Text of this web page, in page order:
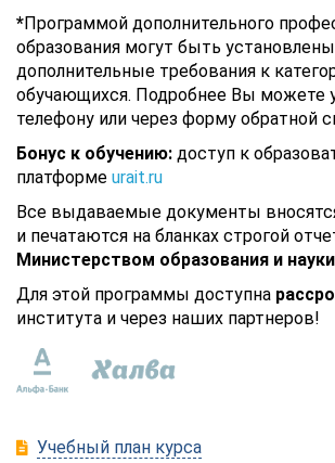
*Программой дополнительного
образования могут быть установлены
дополнительные требования к
обучающихся. Подробнее Вы можете
телефону или через форму обратной
Бонус к обучению: доступ к
платформе urait.ru
Все выдаваемые документы
и печатаются на бланках строгой
Министерством образования и
Для этой программы доступна
института и через наших партнеров!
Учебный план курса